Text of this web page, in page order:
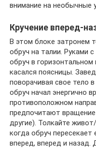
внимание на необычные
Кручение вперед-
В этом блоке затронем
обруч на талии. Руками
обруч в
касался поясницы.
поворачивая свое тело
обруч начал энергично
противоположном
предпочитают вращение
другие). Толкайте
когда обруч
вперед, вперед и назад.